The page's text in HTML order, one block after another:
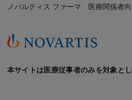
ノバルティス ファーマ 医療関係者向
本サイトは医療従事者のみを対象とし